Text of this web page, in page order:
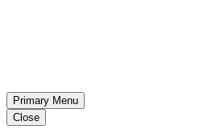
Primary Menu
Close